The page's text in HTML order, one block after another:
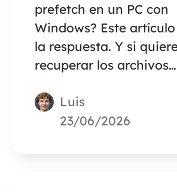
prefetch en un PC con
Windows? Este
la respuesta. Y si
recuperar los archivos
en tu PC con Windows,
leyendo.
Luis
23/06/2026